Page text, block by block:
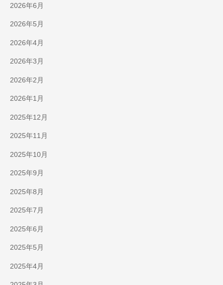
2026年6月
2026年5月
2026年4月
2026年3月
2026年2月
2026年1月
2025年12月
2025年11月
2025年10月
2025年9月
2025年8月
2025年7月
2025年6月
2025年5月
2025年4月